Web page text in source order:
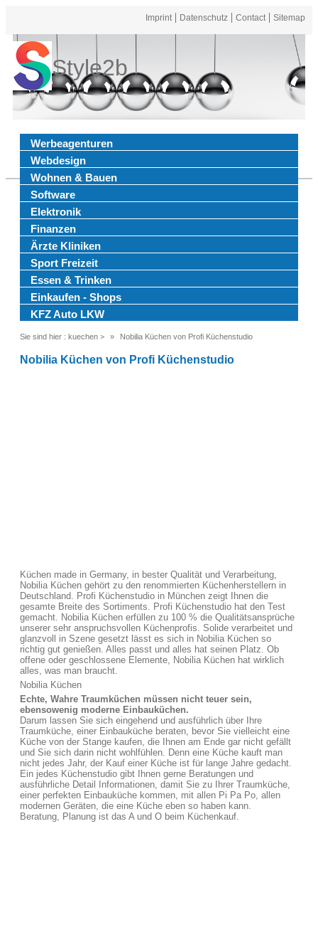
Imprint Datenschutz Contact Sitemap
Style2b
Werbeagenturen
Webdesign
Wohnen & Bauen
Software
Elektronik
Finanzen
Ärzte Kliniken
Sport Freizeit
Essen & Trinken
Einkaufen - Shops
KFZ Auto LKW
Sie sind hier : kuechen > Nobilia Küchen von Profi Küchenstudio
Nobilia Küchen von Profi Küchenstudio
Küchen made in Germany, in bester Qualität und Verarbeitung,
Nobilia Küchen gehört zu den renommierten Küchenherstellern in
Deutschland. Profi Küchenstudio in München zeigt Ihnen die
gesamte Breite des Sortiments. Profi Küchenstudio hat den Test
gemacht. Nobilia Küchen erfüllen zu 100 % die Qualitätsansprüche
unserer sehr anspruchsvollen Küchenprofis. Solide verarbeitet und
glanzvoll in Szene gesetzt lässt es sich in Nobilia Küchen so
richtig gut genießen. Alles passt und alles hat seinen Platz. Ob
offene oder geschlossene Elemente, Nobilia Küchen hat wirklich
alles, was man braucht.
Nobilia Küchen
Echte, Wahre Traumküchen müssen nicht teuer sein,
ebensowenig moderne Einbauküchen.
Darum lassen Sie sich eingehend und ausführlich über Ihre
Traumküche, einer Einbauküche beraten, bevor Sie vielleicht eine
Küche von der Stange kaufen, die Ihnen am Ende gar nicht gefällt
und Sie sich darin nicht wohlfühlen. Denn eine Küche kauft man
nicht jedes Jahr, der Kauf einer Küche ist für lange Jahre gedacht.
Ein jedes Küchenstudio gibt Ihnen gerne Beratungen und
ausführliche Detail Informationen, damit Sie zu Ihrer Traumküche,
einer perfekten Einbauküche kommen, mit allen Pi Pa Po, allen
modernen Geräten, die eine Küche eben so haben kann.
Beratung, Planung ist das A und O beim Küchenkauf.